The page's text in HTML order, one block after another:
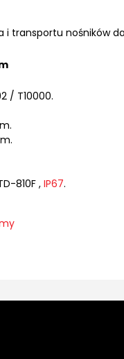
i transportu nośników
/ T10000.
810F , IP67.